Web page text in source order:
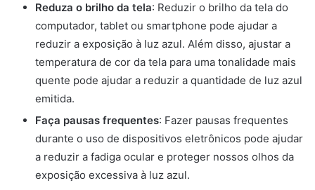
Reduza o brilho da tela: Reduzir o brilho da tela do
computador, tablet ou smartphone pode ajudar a
reduzir a exposição à luz azul. Além disso, ajustar a
temperatura de cor da tela para uma tonalidade mais
quente pode ajudar a reduzir a quantidade de luz azul
emitida.
Faça pausas frequentes: Fazer pausas frequentes
durante o uso de dispositivos eletrônicos pode ajudar
a reduzir a fadiga ocular e proteger nossos olhos da
exposição excessiva à luz azul.